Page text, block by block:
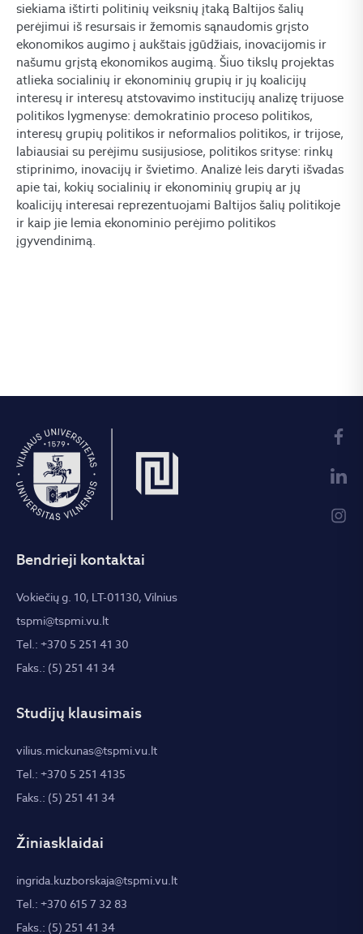
siekiama ištirti politinių veiksnių įtaką Baltijos šalių
perėjimui iš resursais ir žemomis sąnaudomis grįsto
ekonomikos augimo į aukštais įgūdžiais, inovacijomis ir
našumu grįstą ekonomikos augimą. Šiuo tikslų projektas
atlieka socialinių ir ekonominių grupių ir jų koalicijų
interesų ir interesų atstovavimo institucijų analizę trijuose
politikos lygmenyse: demokratinio proceso politikos,
interesų grupių politikos ir neformalios politikos, ir trijose,
labiausiai su perėjimu susijusiose, politikos srityse: rinkų
stiprinimo, inovacijų ir švietimo. Analizė leis daryti išvadas
apie tai, kokių socialinių ir ekonominių grupių ar jų
koalicijų interesai reprezentuojami Baltijos šalių politikoje
ir kaip jie lemia ekonominio perėjimo politikos
įgyvendinimą.
Bendrieji kontaktai
Vokiečių g. 10, LT-01130, Vilnius
tspmi@tspmi.vu.lt
Tel.: +370 5 251 41 30
Faks.: (5) 251 41 34
Studijų klausimais
vilius.mickunas@tspmi.vu.lt
Tel.: +370 5 251 4135
Faks.: (5) 251 41 34
Žiniasklaidai
ingrida.kuzborskaja@tspmi.vu.lt
Tel.: +370 615 7 32 83
Faks.: (5) 251 41 34